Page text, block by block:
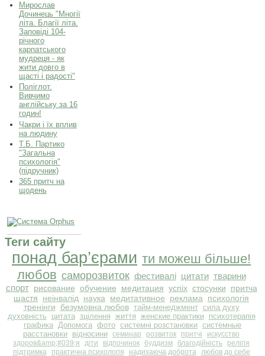
Мирослав
Дочинець "Многії
літа. Благії літа.
Заповіді 104-
річного
карпатського
мудреця - як
жити довго в
щасті і радості"
Поліглот.
Вивчимо
англійську за 16
годин!
Чакри і їх вплив
на людину
Т.Б. Партико
"Загальна
психологія"
(підручник)
365 притч на
щодень
Теги сайту
понад бар’єрами ти можеш більше!
любов саморозвиток фестивалі цитати тварини
спорт рисование обучение медитация успіх стосунки
притча
щастя
неінвалід наука медитативное реклама
психологія
тренінги
безумовна любов тайм-менеджмент сила духу
духовність
цитата зцілення життя женские практики
психотерапія
графика Допомога фото системні розстановки системные
расстановки відносини семинар розвиток притчі
искусство
здоров&amp;#039;я
діти відпочинок буддизм благодійність
релігія
підтримка
практична психологія надихаюча доброта любов до себе